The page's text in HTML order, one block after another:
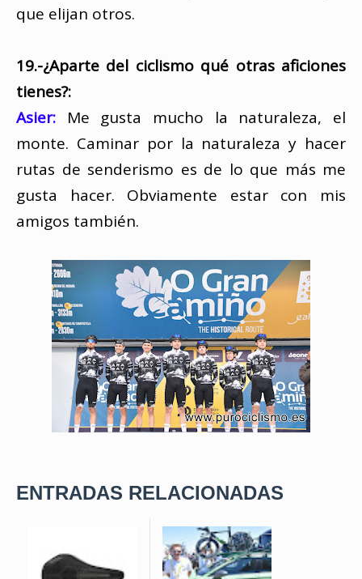
que elijan otros.
19.-¿Aparte del ciclismo qué otras aficiones
tienes?:
Asier: Me gusta mucho la naturaleza, el
monte. Caminar por la naturaleza y hacer
rutas de senderismo es de lo que más me
gusta hacer. Obviamente estar con mis
amigos también.
ENTRADAS RELACIONADAS